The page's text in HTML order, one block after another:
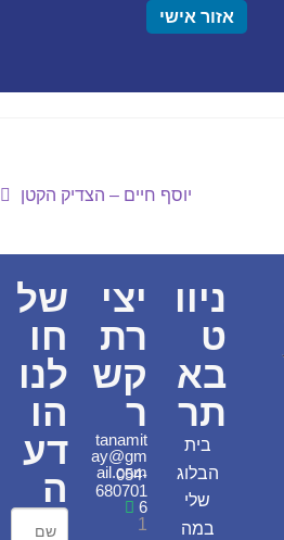
אזור אישי
יוסף חיים – הצדיק הקטן
ניוו
ט
בא
תר
בית
הבלוג
שלי
במה
יצי
רת
קש
ר
tanamit
ay@gm
ail.com
054-
680701
6
1
של
חו
לנו
הו
דע
ה